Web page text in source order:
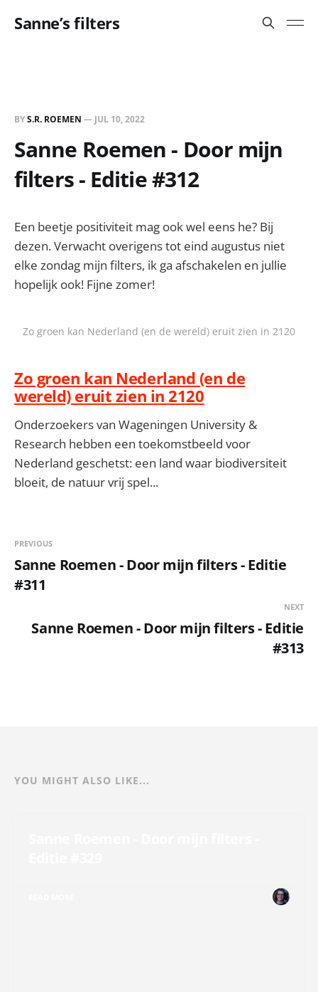
Sanne’s filters
BYS.R. ROEMEN — JUL 10, 2022
Sanne Roemen - Door mijn
filters - Editie #312
Een beetje positiviteit mag ook wel eens he? Bij
dezen. Verwacht overigens tot eind augustus niet
elke zondag mijn filters, ik ga afschakelen en jullie
hopelijk ook! Fijne zomer!
Zo groen kan Nederland (en de wereld) eruit zien in 2120
Zo groen kan Nederland (en de
wereld) eruit zien in 2120
Onderzoekers van Wageningen University &
Research hebben een toekomstbeeld voor
Nederland geschetst: een land waar biodiversiteit
bloeit, de natuur vrij spel...
PREVIOUS
Sanne Roemen - Door mijn filters - Editie
#311
NEXT
Sanne Roemen - Door mijn filters - Editie
#313
YOU MIGHT ALSO LIKE...